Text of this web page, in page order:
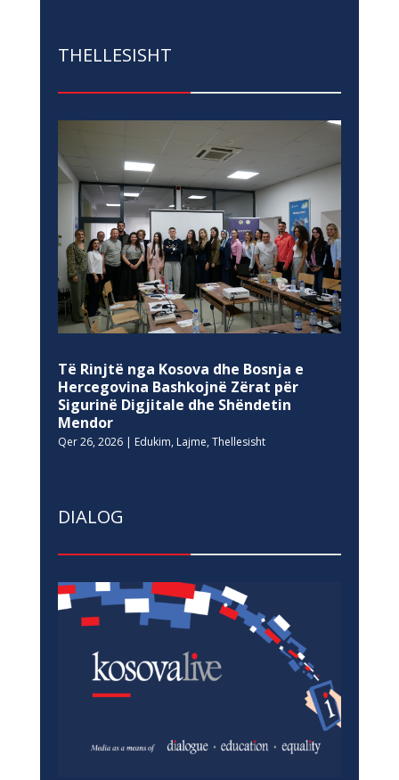
THELLESISHT
Të Rinjtë nga Kosova dhe Bosnja e
Hercegovina Bashkojnë Zërat për
Sigurinë Digjitale dhe Shëndetin
Mendor
Qer 26, 2026| Edukim, Lajme, Thellesisht
DIALOG